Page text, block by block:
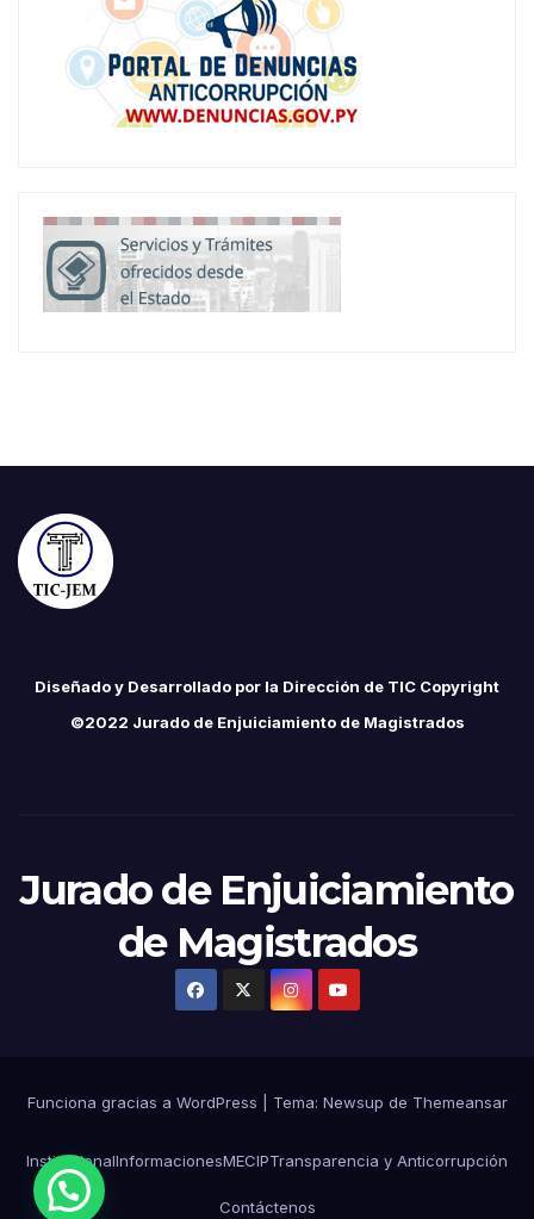
Diseñado y Desarrollado por la Dirección de TIC Copyright
©2022 Jurado de Enjuiciamiento de Magistrados
Jurado de Enjuiciamiento
de Magistrados
Funciona gracias a WordPress Tema: Newsup de Themeansar
InstitucionalInformacionesMECIPTransparencia y Anticorrupción
Contáctenos